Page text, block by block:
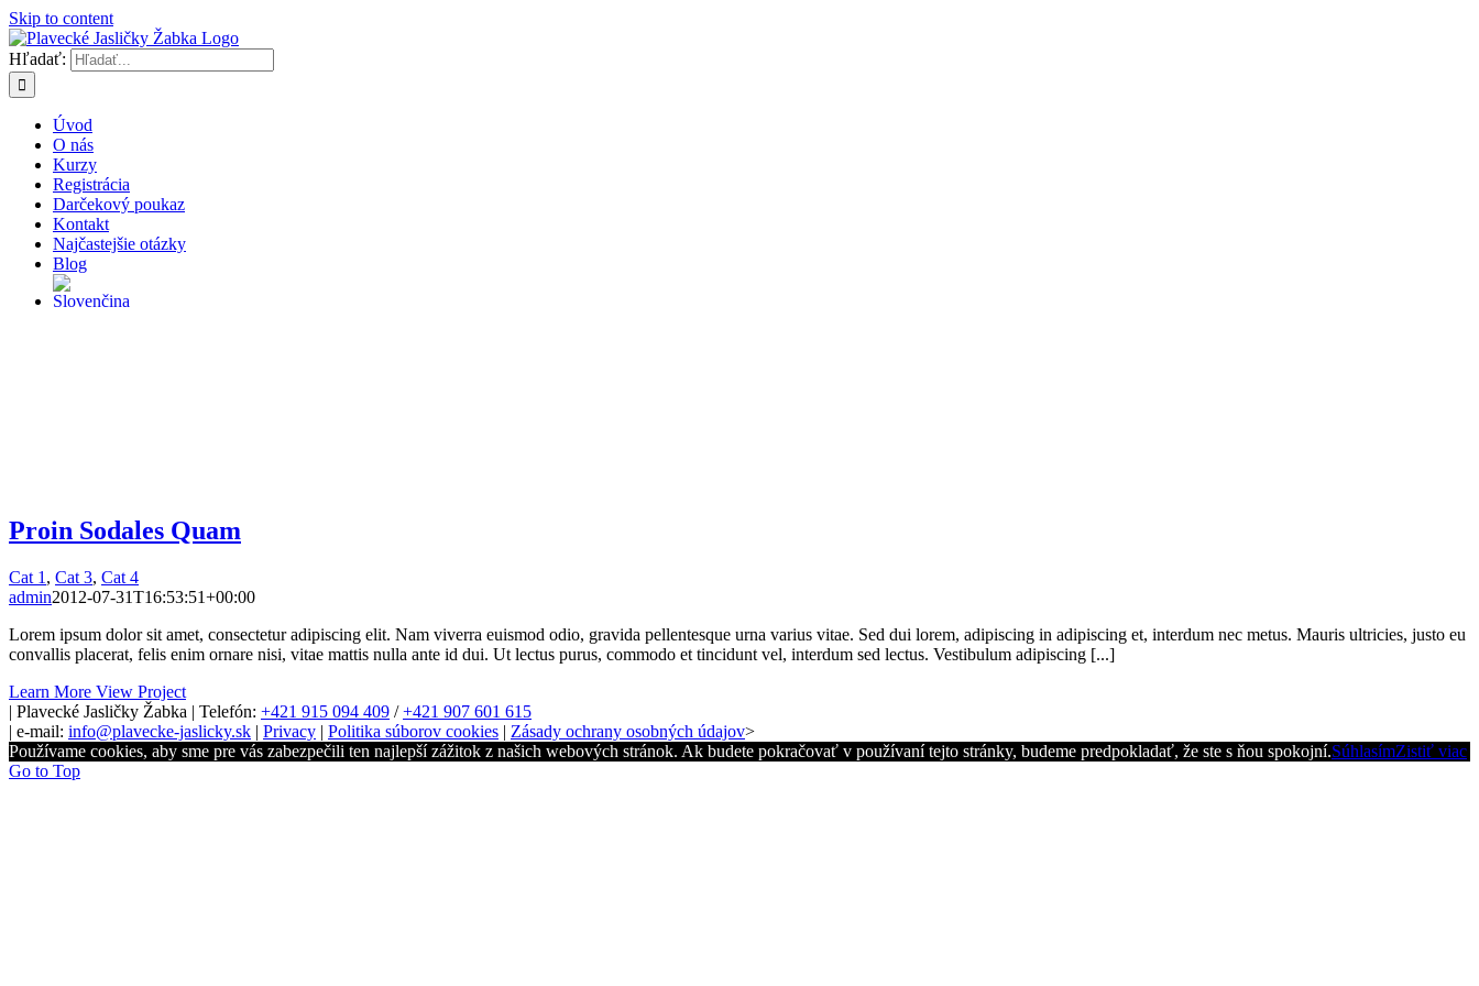
Skip to content
Hľadať:
Úvod
O nás
Kurzy
Registrácia
Darčekový poukaz
Kontakt
Najčastejšie otázky
Blog
Proin Sodales Quam
Cat 1 , Cat 3, Cat 4
admin2012-07-31T16:53:51+00:00
Lorem ipsum dolor sit amet, consectetur adipiscing elit. Nam viverra euismod odio, gravida pellentesque urna varius vitae. Sed dui lorem, adipiscing in adipiscing et, interdum nec metus. Mauris ultricies, justo eu
convallis placerat, felis enim ornare nisi, vitae mattis nulla ante id dui. Ut lectus purus, commodo et tincidunt vel, interdum sed lectus. Vestibulum adipiscing [...]
Learn More View Project
| Plavecké Jasličky Žabka | Telefón: +421 915 094 409 /+421 907 601 615
| e-mail: info@plavecke-jaslicky.sk | Privacy | Politika súborov cookies | Zásady ochrany osobných údajov>
Používame cookies, aby sme pre vás zabezpečili ten najlepší zážitok z našich webových stránok. Ak budete pokračovať v používaní tejto stránky, budeme predpokladať, že ste s ňou spokojní.SúhlasímZistiť viac
Go to Top